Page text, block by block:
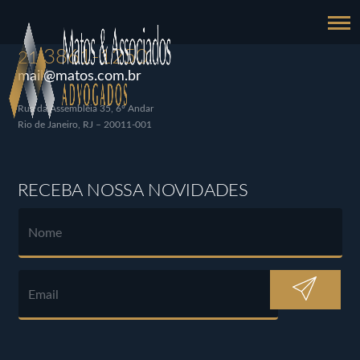
213861-1250
mail@matos.com.br
Rua da Assembléia 35, 6º Andar
Rio de Janeiro, RJ – 20011-001
RECEBA NOSSA NOVIDADES